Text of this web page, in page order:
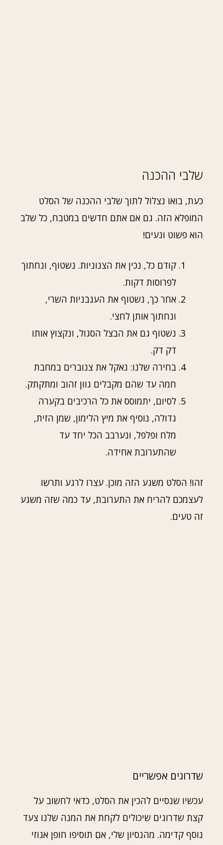
שלבי ההכנה
כעת, בואו נצלול לתוך שלבי ההכנה של הסלט
המופלא הזה. גם אם אתם חדשים במטבח, כל שלב
הוא פשוט ונעים!
קודם כל, נכין את הצנוניות. נשטוף, ונחתוך
לפרוסות דקות.
אחר כך, נשטוף את העגבניות השרי,
ונחתוך אותן לחצי.
נשטוף גם את הבצל הסגול, ונקצוץ אותו
דק דק.
בחירה שלנו: נאקל את צנוברים במחבת
חמה עד שהם מקבלים גוון זהוב ומתקתק.
לסיום, יתמוסס את כל הרכיבים בקערה
גדולה, נוסיף את מיץ הלימון, שמן הזית,
מלח ופלפל, ונערבב הכל יחד עד
שהתערובת אחידה.
זהו! הסלט משגע הזה מוכן. עצרו לרגע ותרשו
לעצמכם להריח את התערובת, עד כמה שזה משגע
זה טעים.
שדרוגים אפשריים
עכשיו שנסיים להכין את הסלט, כדאי לחשוב על
קצת שדרוגים שיכולים לקחת את המנה שלנו צעד
נוסף קדימה. מהנסיון שלי, אם תוסיפו חופן אגוזי